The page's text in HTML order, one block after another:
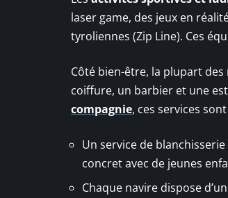
laser game, des jeux en
tyroliennes (Zip Line). Ces
Côté bien-être, la plupart
coiffure, un barbier et une
compagnie, ces services
Un service de
concret avec de jeunes
Chaque navire dispose